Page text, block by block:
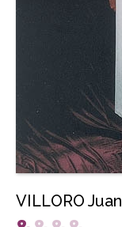
VILLORO Juan